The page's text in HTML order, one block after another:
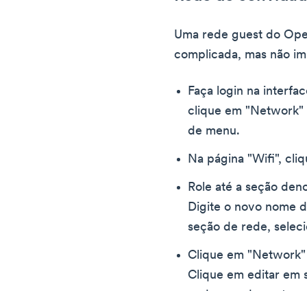
Uma rede guest do
complicada, mas não
Faça login na
clique em "Network"
de menu.
Na página "Wifi",
Role até a seção
Digite o novo nome
seção de rede,
Clique em
Clique em editar em